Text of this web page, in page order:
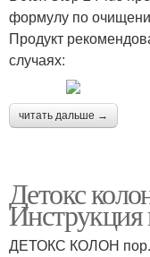
формулу по
Продукт
случаях:
читать дальше →
Детокс
ДЕТОКС КОЛОН